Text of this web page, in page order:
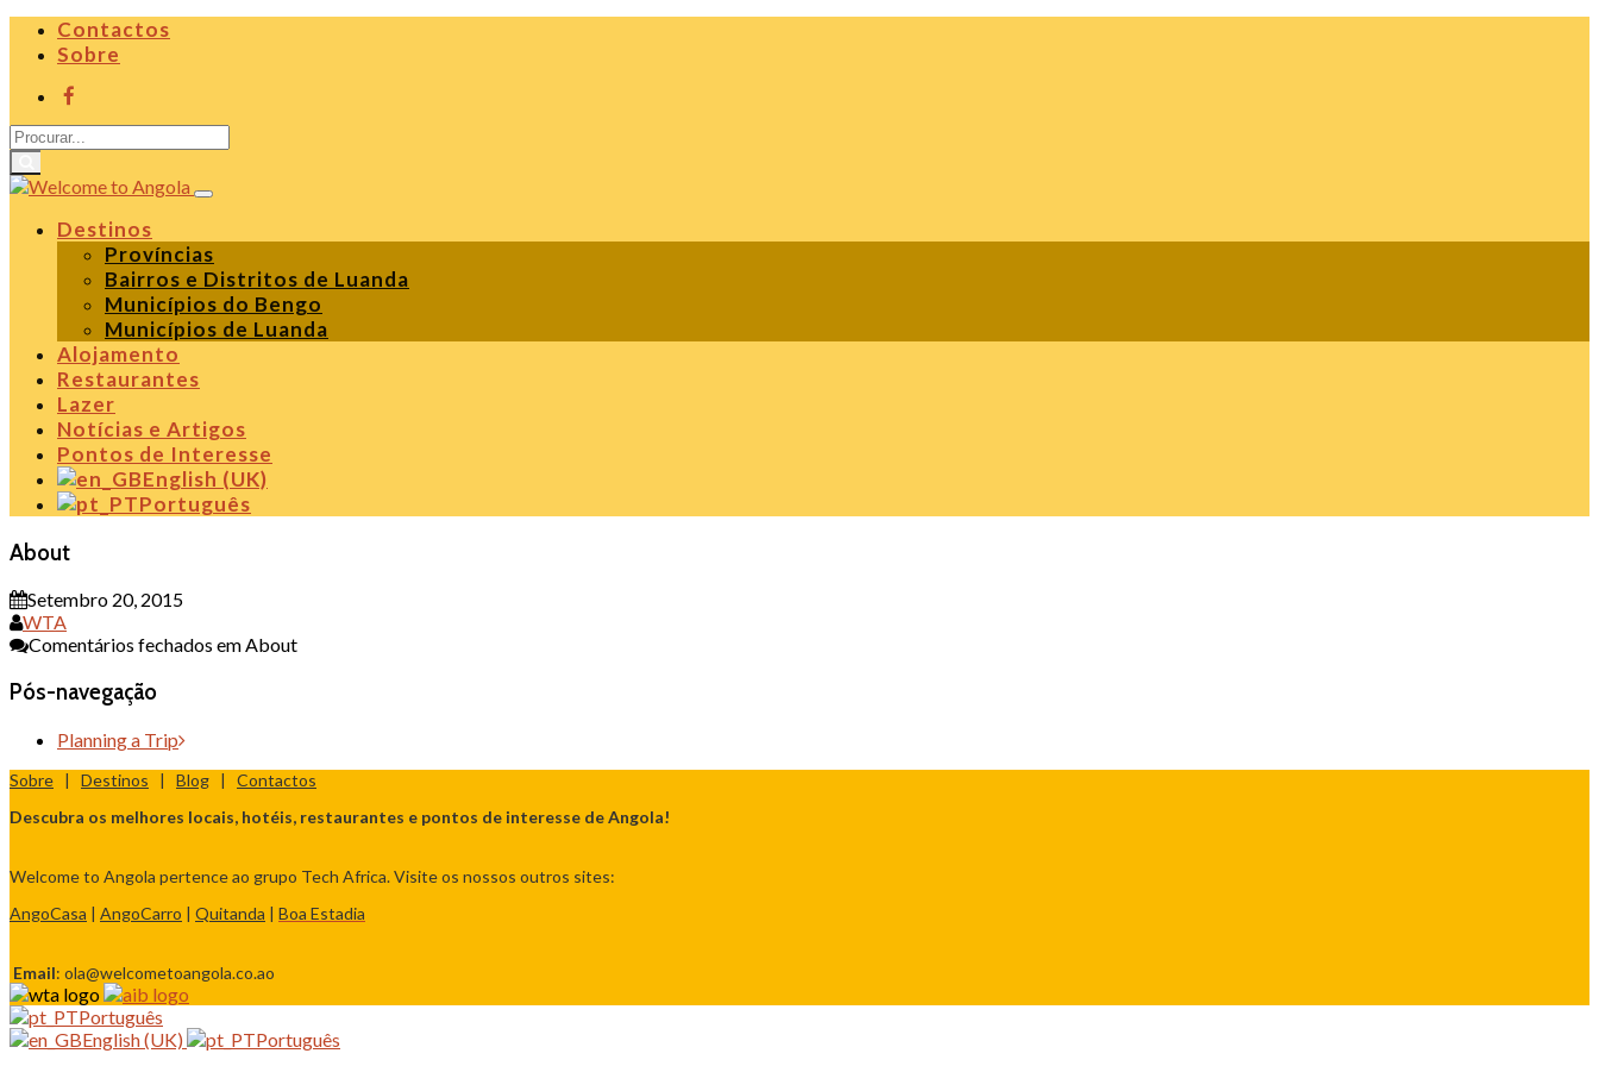
Contactos
Sobre
Destinos
Províncias
Bairros e Distritos de Luanda
Municípios do Bengo
Municípios de Luanda
Alojamento
Restaurantes
Lazer
Notícias e Artigos
Pontos de Interesse
English (UK)
Português
About
Setembro 20, 2015
WTA
Comentários fechados em About
Pós-navegação
Planning a Trip
Sobre | Destinos | Blog | Contactos
Descubra os melhores locais, hotéis, restaurantes e pontos de interesse de Angola!
Welcome to Angola pertence ao grupo Tech Africa. Visite os nossos outros sites:
AngoCasa | AngoCarro | Quitanda | Boa Estadia
Email: ola@welcometoangola.co.ao
Português
English (UK)
Português